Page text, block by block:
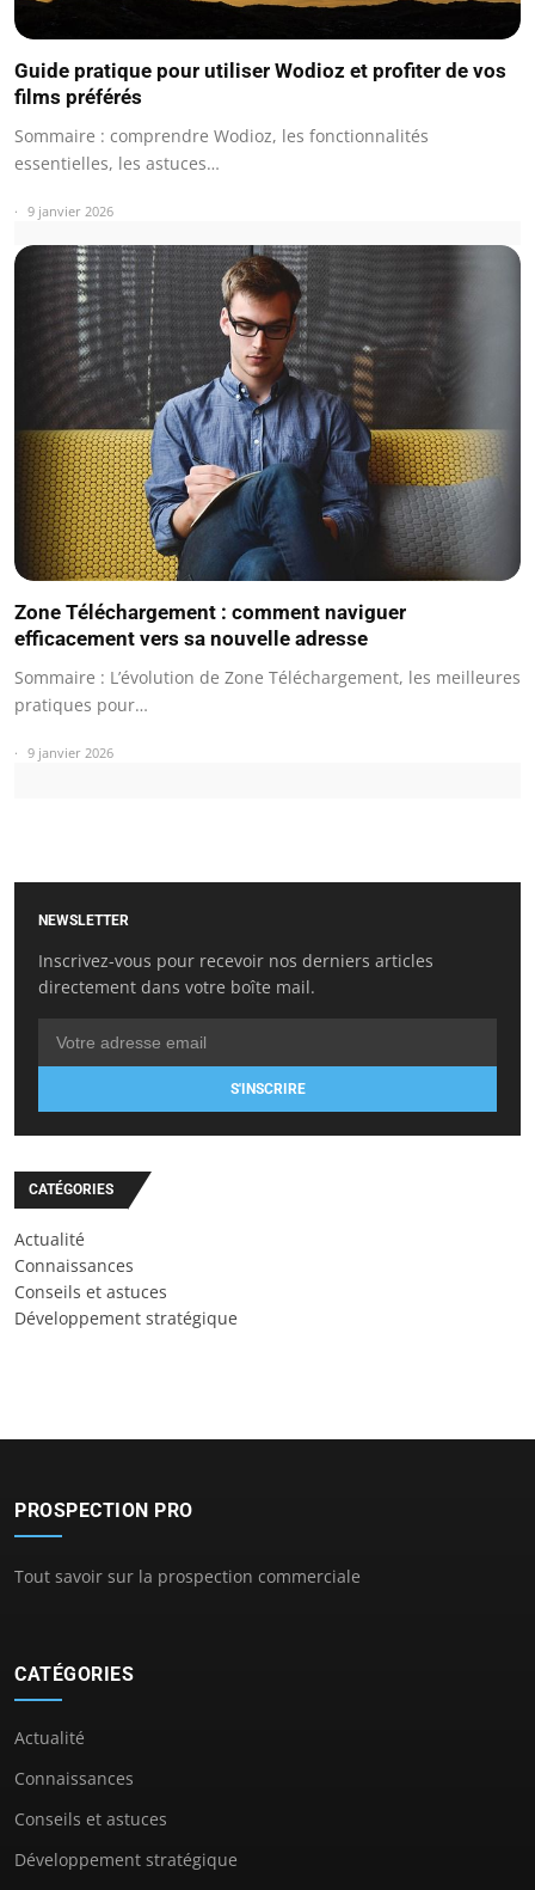
Guide pratique pour utiliser Wodioz et profiter de vos
films préférés
Sommaire : comprendre Wodioz, les fonctionnalités
essentielles, les astuces…
9 janvier 2026
Zone Téléchargement : comment naviguer
efficacement vers sa nouvelle adresse
Sommaire : L’évolution de Zone Téléchargement, les meilleures
pratiques pour…
9 janvier 2026
NEWSLETTER
Inscrivez-vous pour recevoir nos derniers articles
directement dans votre boîte mail.
S'INSCRIRE
CATÉGORIES
Actualité
Connaissances
Conseils et astuces
Développement stratégique
PROSPECTION PRO
Tout savoir sur la prospection commerciale
CATÉGORIES
Actualité
Connaissances
Conseils et astuces
Développement stratégique